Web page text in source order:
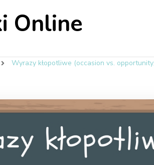
Online
Wyrazy kłopotliwe (occasion vs.